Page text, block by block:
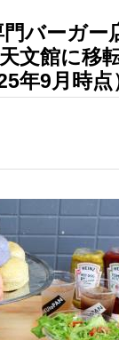
バーガ
文館に
年9月時点